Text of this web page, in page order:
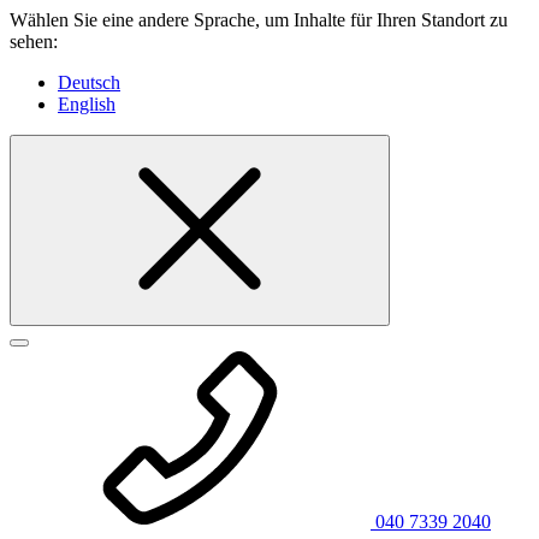
Wählen Sie eine andere Sprache, um Inhalte für Ihren Standort zu
sehen:
Deutsch
English
040 7339 2040